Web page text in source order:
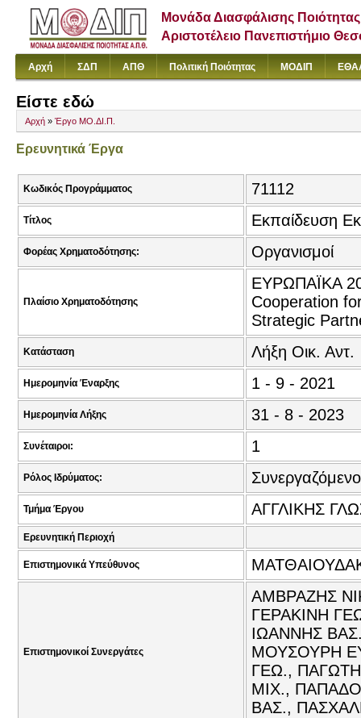
Μονάδα Διασφάλισης Ποιότητας
Αριστοτέλειο Πανεπιστήμιο
Αρχή ΣΔΠ ΑΠΘ Πολιτική Ποιότητας ΜΟΔΙΠ
Είστε εδώ
Αρχή » Έργο ΜΟ.ΔΙ.Π.
Ερευνητικά Έργα
Κωδικός Προγράμματος 71112
Τίτλος Εκπαίδευση
Φορέας Χρηματοδότησης: Οργανισμοί
Πλαίσιο Χρηματοδότησης
ΕΥΡΩΠΑΪΚΑ
Cooperation
Strategic
Κατάσταση Λήξη Οικ. Αντ.
Ημερομηνία Έναρξης 1 - 9 - 2021
Ημερομηνία Λήξης 31 - 8 - 2023
Συνέταιροι: 1
Ρόλος Ιδρύματος:
Τμήμα Έργου ΑΓΓΛΙΚΗΣ
Ερευνητική Περιοχή
Επιστημονικά Υπεύθυνος
Επιστημονικοί Συνεργάτες
ΑΜΒΡΑΖΗΣ
ΓΕΡΑΚΙΝΗ
ΙΩΑΝΝΗΣ
ΜΟΥΣΟΥΡΗ
ΓΕΩ.,
ΜΙΧ.,
ΒΑΣ.,